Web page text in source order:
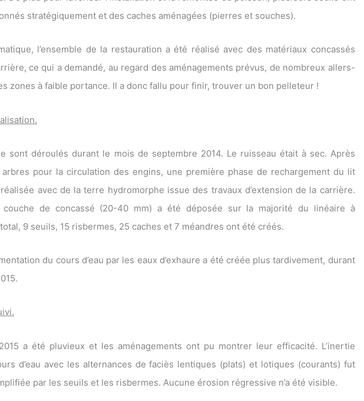
stratégiquement et des caches aménagées (pierres et souches).
l’ensemble de la restauration a été réalisé avec des matériaux concassés
ce qui a demandé, au regard des aménagements prévus, de nombreux allers-
zones à faible portance. Il a donc fallu pour finir, trouver un bon pelleteur !
sont déroulés durant le mois de septembre 2014. Le ruisseau était à sec. Après
arbres pour la circulation des engins, une première phase de rechargement du lit
avec de la terre hydromorphe issue des travaux d’extension de la carrière.
couche de concassé (20-40 mm) a été déposée sur la majorité du linéaire à
9 seuils, 15 risbermes, 25 caches et 7 méandres ont été créés.
du cours d’eau par les eaux d’exhaure a été créée plus tardivement, durant
2015 a été pluvieux et les aménagements ont pu montrer leur efficacité. L’inertie
d’eau avec les alternances de faciès lentiques (plats) et lotiques (courants) fut
par les seuils et les risbermes. Aucune érosion régressive n’a été visible.